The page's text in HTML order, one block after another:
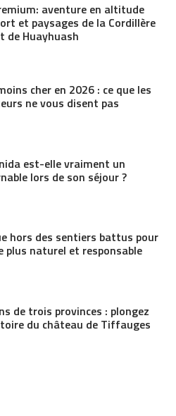
aventure en altitude
et paysages de la Cordillère
de Huayhuash
cher en 2026 : ce que les
ne vous disent pas
est-elle vraiment un
lors de son séjour ?
hors des sentiers battus pour
plus naturel et responsable
de trois provinces : plongez
du château de Tiffauges